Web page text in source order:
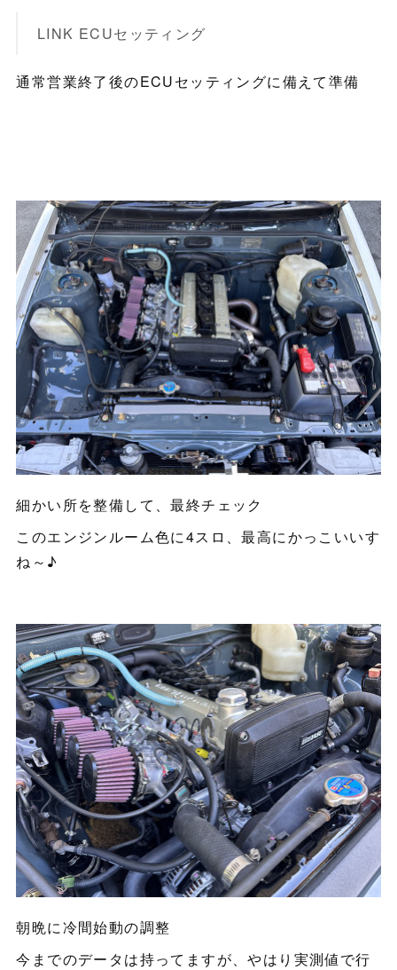
LINK ECUセッティング
通常営業終了後のECUセッティングに備えて準備
細かい所を整備して、最終チェック
このエンジンルーム色に4スロ、最高にかっこいいす
ね～♪
朝晩に冷間始動の調整
今までのデータは持ってますが、やはり実測値で行